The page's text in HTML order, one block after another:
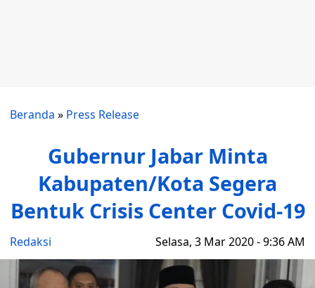
Beranda » Press Release
Gubernur Jabar Minta
Kabupaten/Kota Segera
Bentuk Crisis Center Covid-19
Redaksi Selasa, 3 Mar 2020 - 9:36 AM